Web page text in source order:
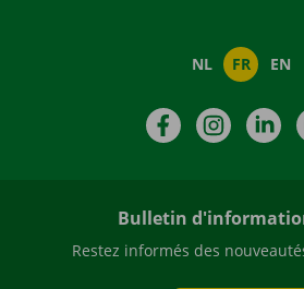
NL FR EN
FacebookInstagram
Bulletin
Restez informés des